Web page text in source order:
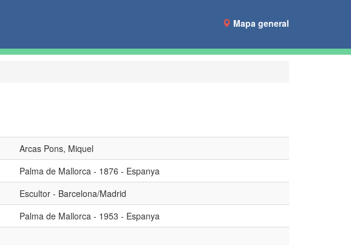
Mapa general
Arcas Pons, Miquel
Palma de Mallorca - 1876 - Espanya
Escultor - Barcelona/Madrid
Palma de Mallorca - 1953 - Espanya